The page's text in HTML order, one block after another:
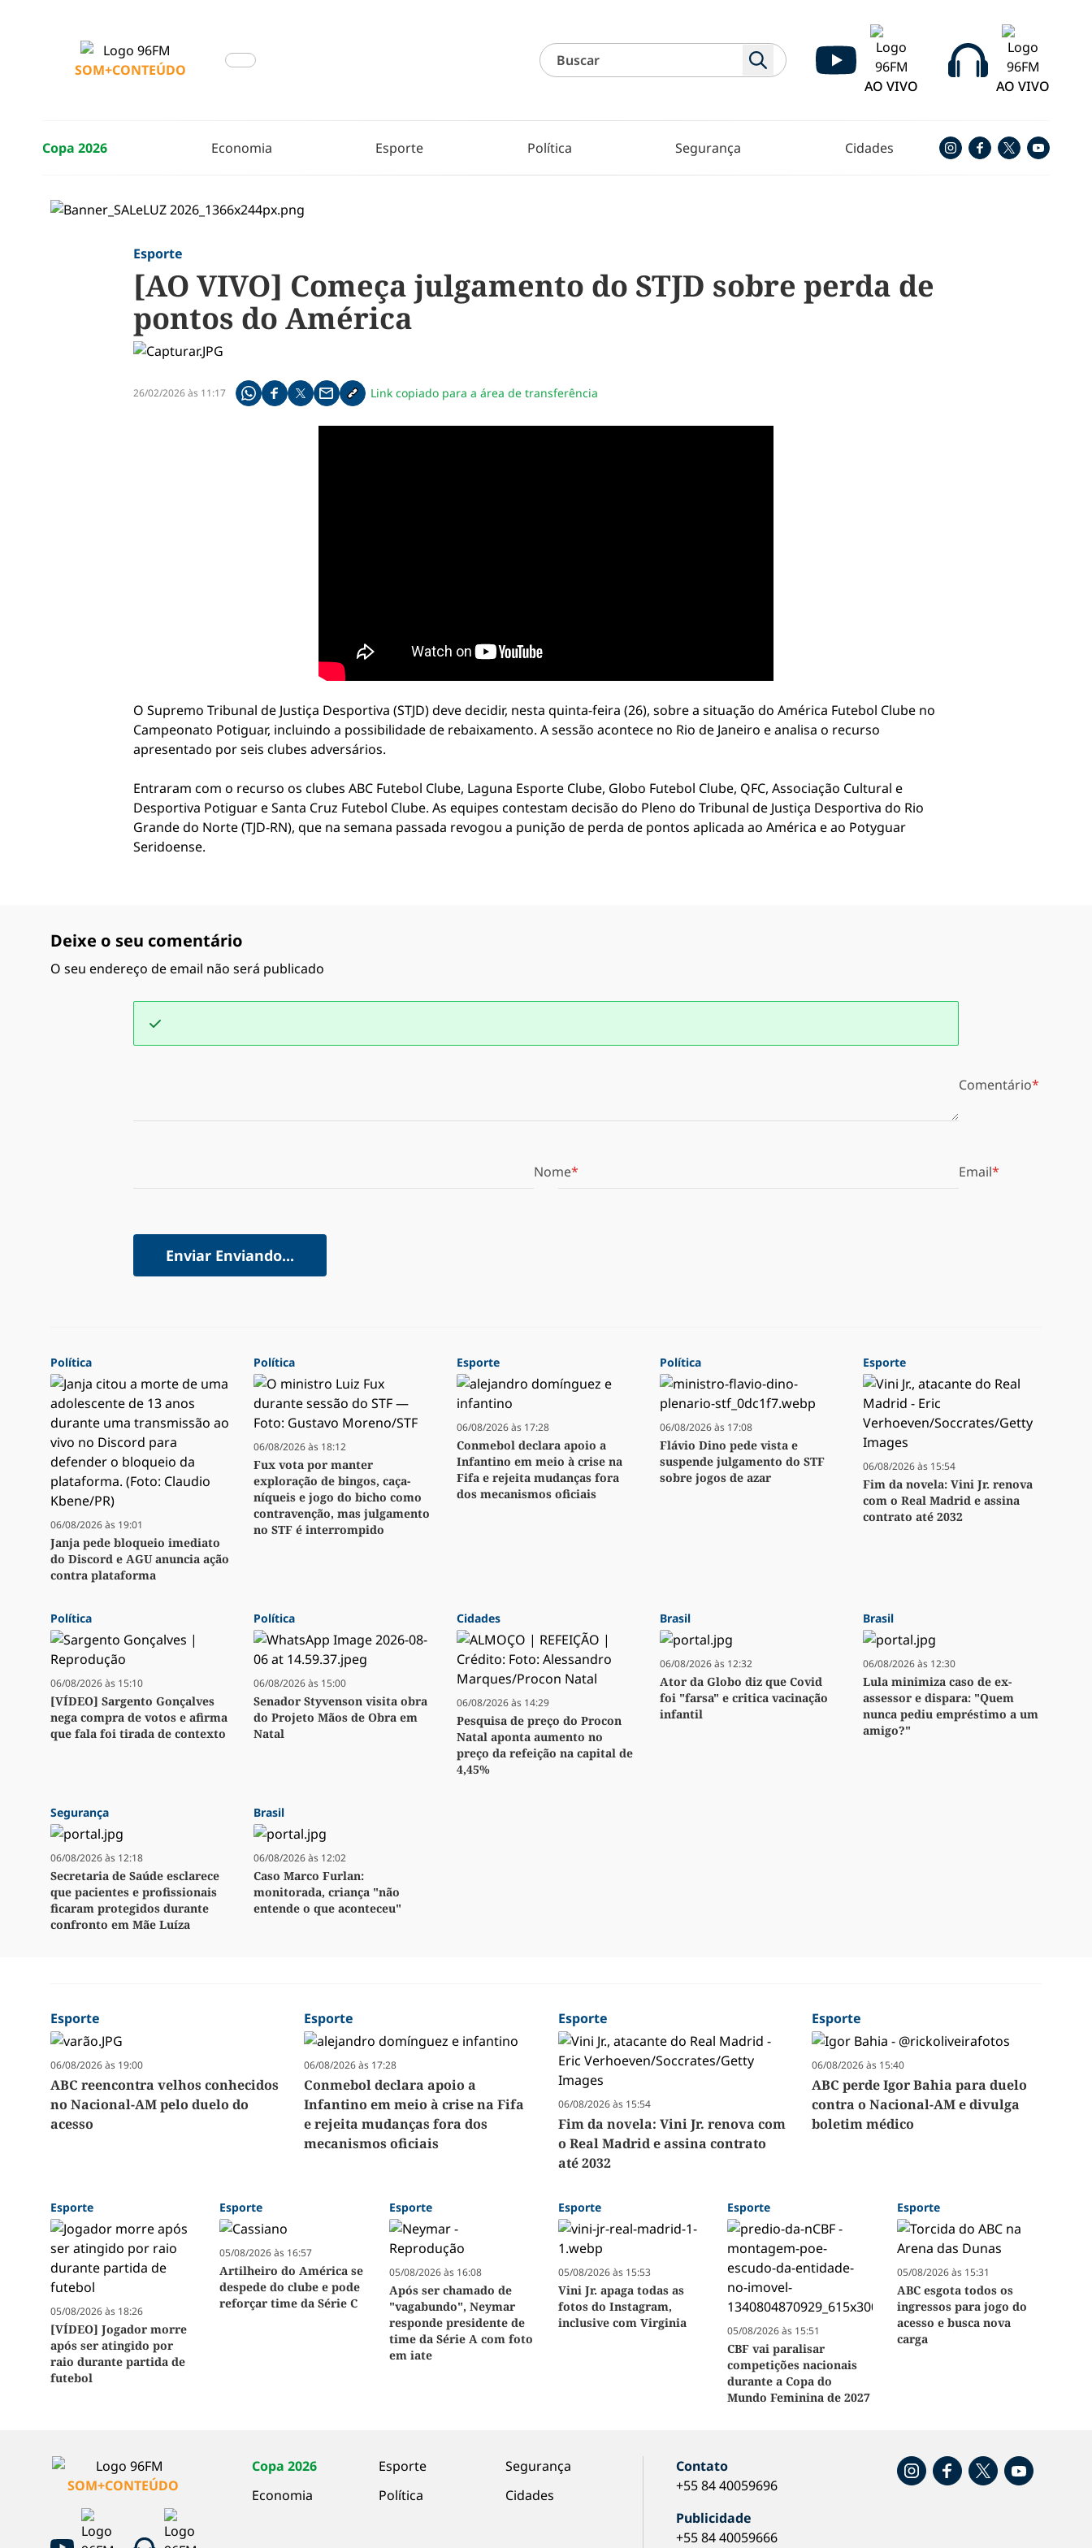
SOM+CONTEÚDO
AO VIVO
AO VIVO
Copa 2026 Economia Esporte Política Segurança Cidades
Esporte
[AO VIVO] Começa julgamento do STJD sobre perda de
pontos do América
26/02/2026 às 11:17 Compartilhe pelo whatsapp
Compartilhar no facebook
Compartilhar no twitter
Compartilhe pelo email
Copiar link da notícia
Link copiado para a área de transferência
O Supremo Tribunal de Justiça Desportiva (STJD) deve decidir, nesta quinta-feira (26), sobre a situação do América Futebol Clube no
Campeonato Potiguar, incluindo a possibilidade de rebaixamento. A sessão acontece no Rio de Janeiro e analisa o recurso
apresentado por seis clubes adversários.
Entraram com o recurso os clubes ABC Futebol Clube, Laguna Esporte Clube, Globo Futebol Clube, QFC, Associação Cultural e
Desportiva Potiguar e Santa Cruz Futebol Clube. As equipes contestam decisão do Pleno do Tribunal de Justiça Desportiva do Rio
Grande do Norte (TJD-RN), que na semana passada revogou a punição de perda de pontos aplicada ao América e ao Potyguar
Seridoense.
Deixe o seu comentário
O seu endereço de email não será publicado
Comentário
Nome Email
Enviar Enviando...
Política
06/08/2026 às 19:01
Janja pede bloqueio imediato
do Discord e AGU anuncia ação
contra plataforma
Política
06/08/2026 às 18:12
Fux vota por manter
exploração de bingos, caça-
níqueis e jogo do bicho como
contravenção, mas julgamento
no STF é interrompido
Esporte
06/08/2026 às 17:28
Conmebol declara apoio a
Infantino em meio à crise na
Fifa e rejeita mudanças fora
dos mecanismos oficiais
Política
06/08/2026 às 17:08
Flávio Dino pede vista e
suspende julgamento do STF
sobre jogos de azar
Esporte
06/08/2026 às 15:54
Fim da novela: Vini Jr. renova
com o Real Madrid e assina
contrato até 2032
Política
06/08/2026 às 15:10
[VÍDEO] Sargento Gonçalves
nega compra de votos e afirma
que fala foi tirada de contexto
Política
06/08/2026 às 15:00
Senador Styvenson visita obra
do Projeto Mãos de Obra em
Natal
Cidades
06/08/2026 às 14:29
Pesquisa de preço do Procon
Natal aponta aumento no
preço da refeição na capital de
4,45%
Brasil
06/08/2026 às 12:32
Ator da Globo diz que Covid
foi "farsa" e critica vacinação
infantil
Brasil
06/08/2026 às 12:30
Lula minimiza caso de ex-
assessor e dispara: "Quem
nunca pediu empréstimo a um
amigo?"
Segurança
06/08/2026 às 12:18
Secretaria de Saúde esclarece
que pacientes e profissionais
ficaram protegidos durante
confronto em Mãe Luíza
Brasil
06/08/2026 às 12:02
Caso Marco Furlan:
monitorada, criança "não
entende o que aconteceu"
Esporte
06/08/2026 às 19:00
ABC reencontra velhos conhecidos
no Nacional-AM pelo duelo do
acesso
Esporte
06/08/2026 às 17:28
Conmebol declara apoio a
Infantino em meio à crise na Fifa
e rejeita mudanças fora dos
mecanismos oficiais
Esporte
06/08/2026 às 15:54
Fim da novela: Vini Jr. renova com
o Real Madrid e assina contrato
até 2032
Esporte
06/08/2026 às 15:40
ABC perde Igor Bahia para duelo
contra o Nacional-AM e divulga
boletim médico
Esporte
05/08/2026 às 18:26
[VÍDEO] Jogador morre
após ser atingido por
raio durante partida de
futebol
Esporte
05/08/2026 às 16:57
Artilheiro do América se
despede do clube e pode
reforçar time da Série C
Esporte
05/08/2026 às 16:08
Após ser chamado de
"vagabundo", Neymar
responde presidente de
time da Série A com foto
em iate
Esporte
05/08/2026 às 15:53
Vini Jr. apaga todas as
fotos do Instagram,
inclusive com Virginia
Esporte
05/08/2026 às 15:51
CBF vai paralisar
competições nacionais
durante a Copa do
Mundo Feminina de 2027
Esporte
05/08/2026 às 15:31
ABC esgota todos os
ingressos para jogo do
acesso e busca nova
carga
SOM+CONTEÚDO
Copa 2026
Economia
Esporte
Política
Segurança
Cidades
Contato
+55 84 40059696
Publicidade
+55 84 40059666